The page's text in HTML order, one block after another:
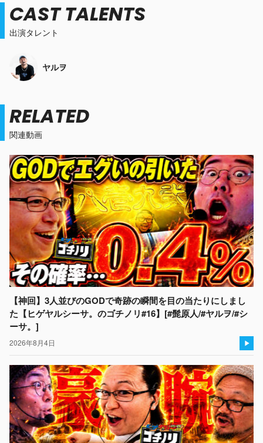
出演タレント
CAST TALENTS
ヤルヲ
関連動画
RELATED
【神回】3人並びのGODで奇跡の瞬間を目の当たりにしまし
た【ヒゲヤルシーサ。のゴチノリ#16】[#髭原人/#ヤルヲ/#シ
ーサ。]
2026年8月4日